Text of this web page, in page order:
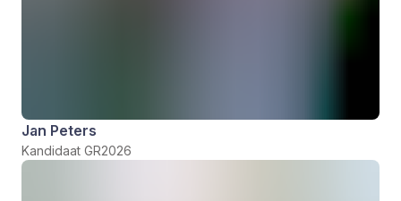
Jan Peters
Kandidaat GR2026